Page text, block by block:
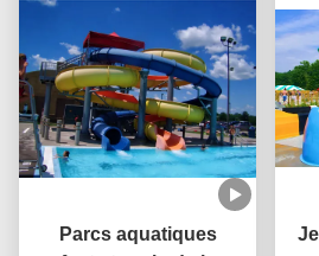
Parcs aquatiques